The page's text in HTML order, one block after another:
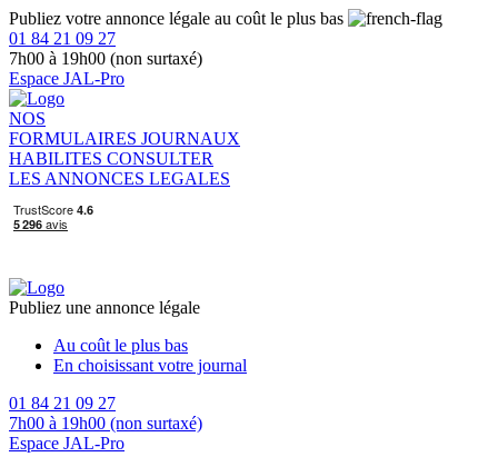
Publiez votre annonce légale au coût le plus bas
01 84 21 09 27
7h00 à 19h00 (non surtaxé)
Espace JAL-Pro
NOS
FORMULAIRES JOURNAUX
HABILITES CONSULTER
LES ANNONCES LEGALES
Publiez une annonce légale
Au coût le plus bas
En choisissant votre journal
01 84 21 09 27
7h00 à 19h00 (non surtaxé)
Espace JAL-Pro